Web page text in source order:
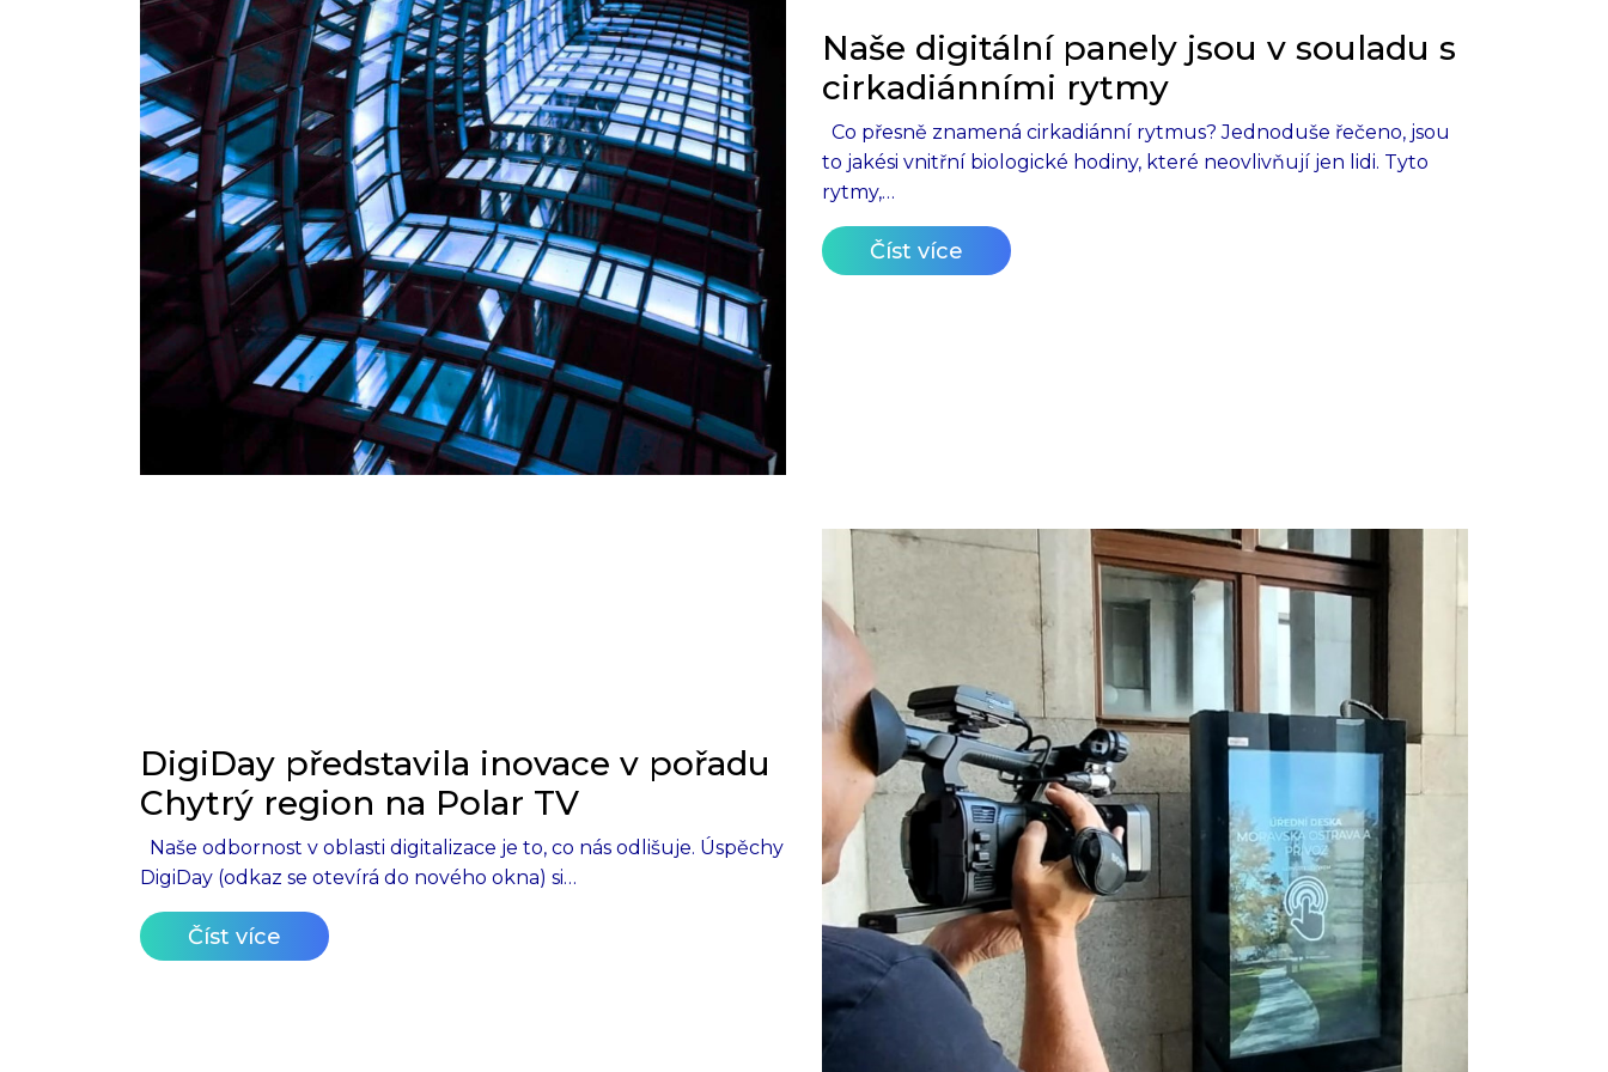
Naše digitální panely jsou v souladu s
cirkadiánními rytmy
Co přesně znamená cirkadiánní rytmus? Jednoduše řečeno, jsou
to jakési vnitřní biologické hodiny, které neovlivňují jen lidi. Tyto
rytmy,…
Číst více
DigiDay představila inovace v pořadu
Chytrý region na Polar TV
Naše odbornost v oblasti digitalizace je to, co nás odlišuje. Úspěchy
DigiDay (odkaz se otevírá do nového okna) si…
Číst více